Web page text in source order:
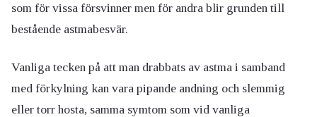
som för vissa försvinner men för andra blir grunden till
bestående astmabesvär.
Vanliga tecken på att man drabbats av astma i samband
med förkylning kan vara pipande andning och slemmig
eller torr hosta, samma symtom som vid vanliga